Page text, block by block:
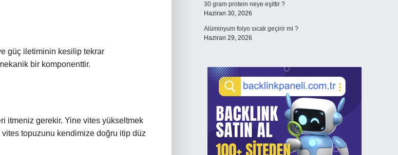
güç iletiminin kesilip tekrar
bir komponenttir.
itmeniz gerekir. Yine vites yükseltmek
topuzunu kendimize doğru itip düz
30 gram protein neye eşittir ?
Haziran 30, 2026
Alüminyum folyo sıcak geçirir mi ?
Haziran 29, 2026